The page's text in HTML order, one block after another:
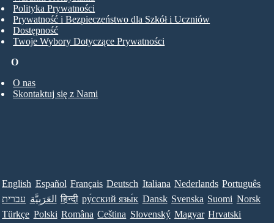
O
O nas
Skontaktuj się z Nami
Polityka Prywatności
Prywatność i Bezpieczeństwo dla Szkół i Uczniów
Dostępność
Twoje Wybory Dotyczące Prywatności
English Español Français Deutsch Italiana Nederlands Português
עברית العَرَبِيَّة हिन्दी ру́сский язы́к Dansk Svenska Suomi Norsk
Türkçe Polski Româna Ceština Slovenský Magyar Hrvatski